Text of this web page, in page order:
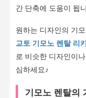
간 단축에 도움이 됩
원하는 디자인의 기
교토 기모노 렌탈 리
로 비슷한 디자인이
심하세요♪
기모노 렌탈의